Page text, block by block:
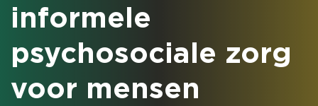
informele
psychosociale zorg
voor mensen